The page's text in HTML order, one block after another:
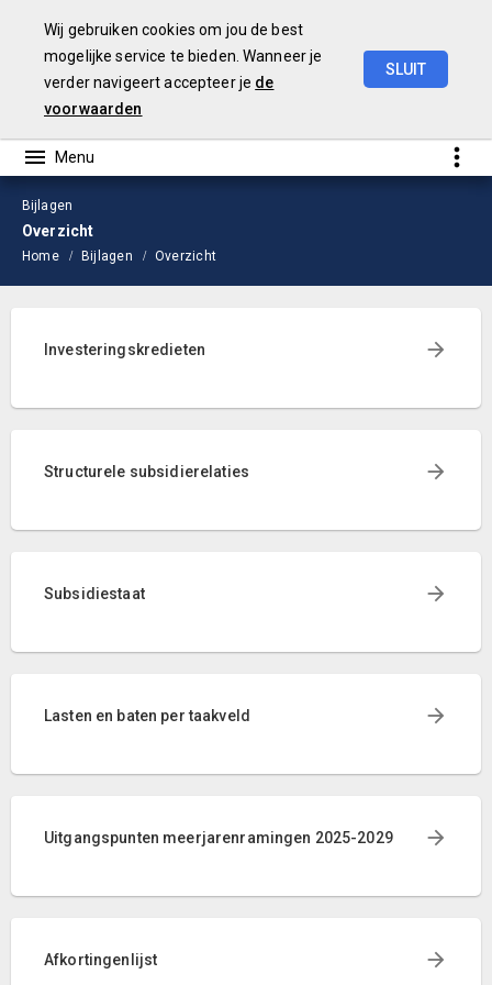
Wij gebruiken cookies om jou de best
mogelijke service te bieden. Wanneer je
verder navigeert accepteer je de
voorwaarden
SLUIT
Bijlagen
Overzicht
Home Bijlagen Overzicht
Investeringskredieten
Structurele subsidierelaties
Subsidiestaat
Lasten en baten per taakveld
Uitgangspunten meerjarenramingen 2025-2029
Afkortingenlijst